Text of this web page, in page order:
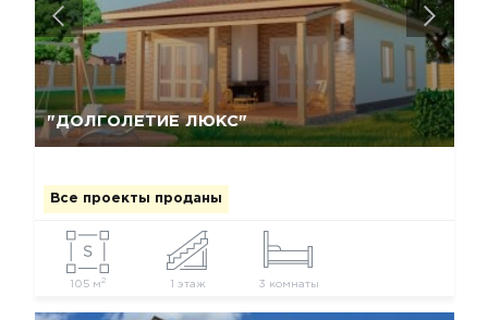
"ДОЛГОЛЕТИЕ ЛЮКС"
Все проекты проданы
105 м 2 1 этаж 3 комнаты
Да, удалить Отмена